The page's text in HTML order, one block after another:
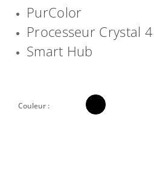
PurColor
Processeur Crystal
Smart Hub
Couleur :